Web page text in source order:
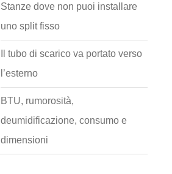
Stanze dove non puoi installare
uno split fisso
Il tubo di scarico va portato verso
l’esterno
BTU, rumorosità,
deumidificazione, consumo e
dimensioni